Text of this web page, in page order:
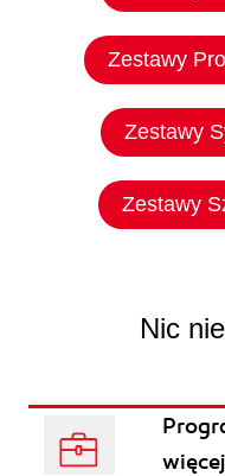
Zestawy
Zestawy
Zestawy
Nic